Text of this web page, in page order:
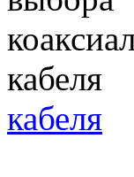
кабеля